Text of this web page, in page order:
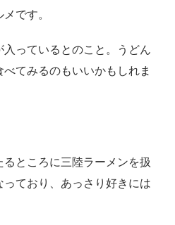
です。
っているとのこと。うどん
てみるのもいいかもしれま
ところに三陸ラーメンを扱
ており、あっさり好きには